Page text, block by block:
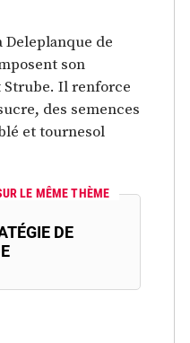
de
son
Strube. Il renforce
des semences
et tournesol
LE MÊME THÈME
DE